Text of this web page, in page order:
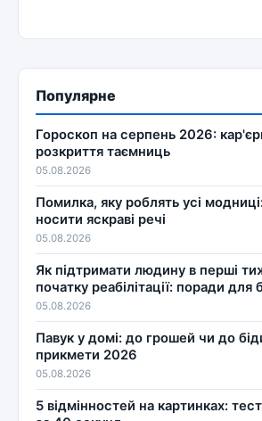
Популярне
Гороскоп на серпень 2026:
розкриття таємниць
05.08.2026
Помилка, яку роблять усі
носити яскраві речі
05.08.2026
Як підтримати людину в перші
початку реабілітації: поради для
05.08.2026
Павук у домі: до грошей чи до
прикмети 2026
05.08.2026
5 відмінностей на картинках: